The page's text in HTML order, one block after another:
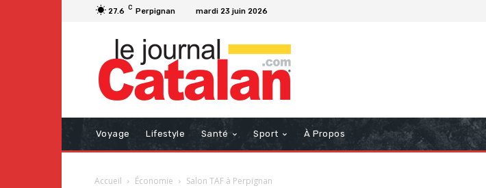
27.6 C Perpignan mardi 23 juin 2026
Voyage Lifestyle Santé Sport À Propos
Accueil Économie Salon TAF à Perpignan